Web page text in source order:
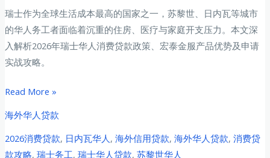
瑞士作为全球生活成本最高的国家之一，苏黎世、日内瓦等城市
的华人务工者面临着沉重的住房、医疗与家庭开支压力。本文深
入解析2026年瑞士华人消费贷款政策、宏泰金服产品优势及申请
实战攻略。
2026
瑞
士
Read More »
海外华人贷款
2026消费贷款, 日内瓦华人 , 海外信用贷款, 海外华人贷款, 消费贷
款攻略, 瑞士务工, 瑞士华人贷款, 苏黎世华人